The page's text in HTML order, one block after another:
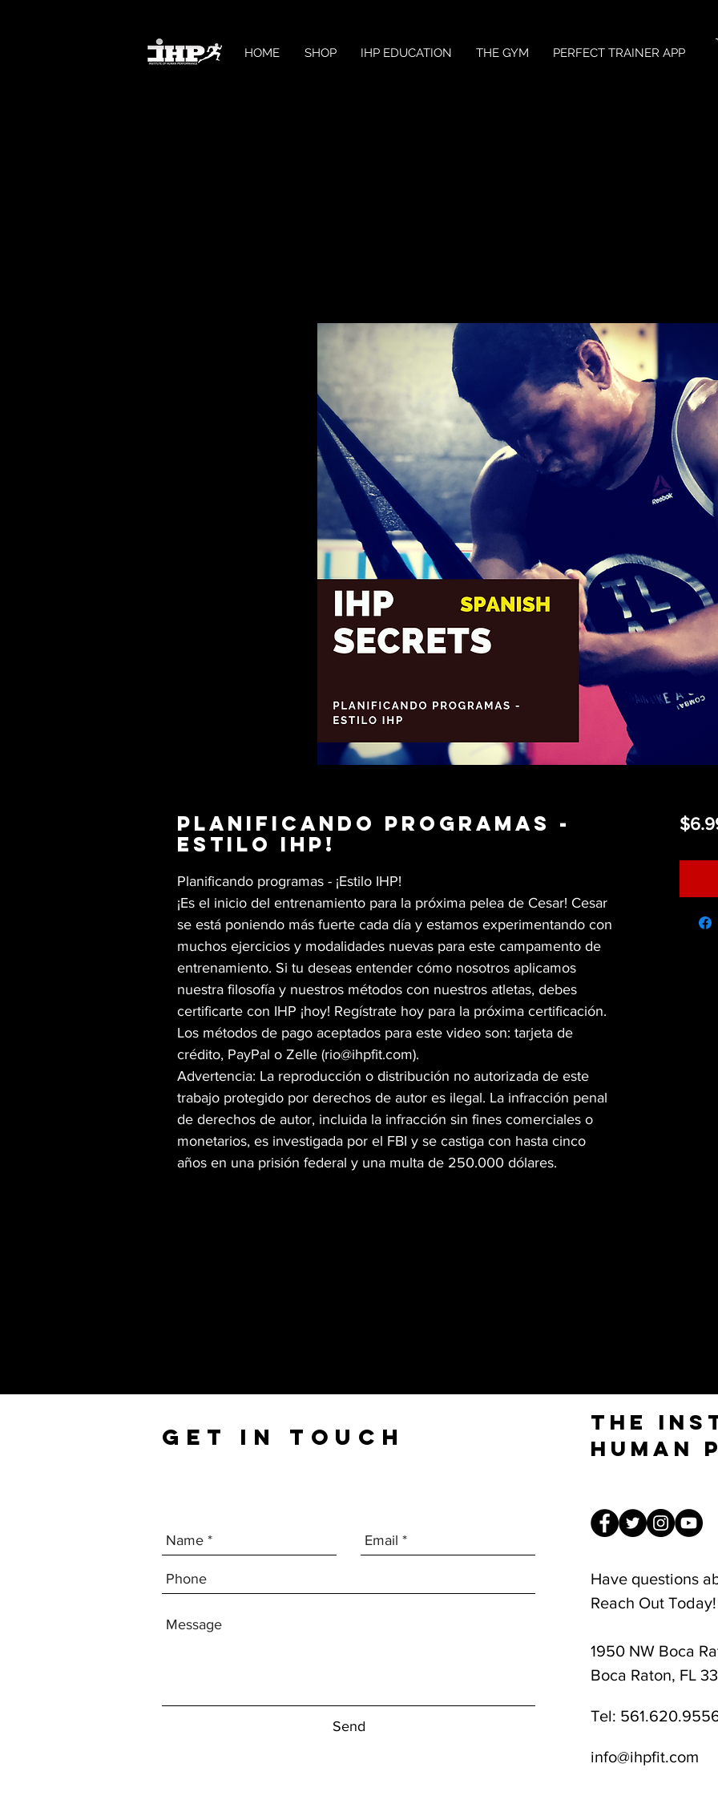
HOME SHOP IHP EDUCATION THE GYM PERFECT TRAINER APP
Planificando programas -
estilo IHP!
Planificando programas - ¡Estilo IHP!
¡Es el inicio del entrenamiento para la próxima pelea de Cesar! Cesar
se está poniendo más fuerte cada día y estamos experimentando con
muchos ejercicios y modalidades nuevas para este campamento de
entrenamiento. Si tu deseas entender cómo nosotros aplicamos
nuestra filosofía y nuestros métodos con nuestros atletas, debes
certificarte con IHP ¡hoy! Regístrate hoy para la próxima certificación.
Los métodos de pago aceptados para este video son: tarjeta de
crédito, PayPal o Zelle (rio@ihpfit.com).
Advertencia: La reproducción o distribución no autorizada de este
trabajo protegido por derechos de autor es ilegal. La infracción penal
de derechos de autor, incluida la infracción sin fines comerciales o
monetarios, es investigada por el FBI y se castiga con hasta cinco
años en una prisión federal y una multa de 250.000 dólares.
GET IN TOUCH
Send
The
Human
Have questions
Reach Out Today!
1950 NW Boca
Boca Raton, FL
Tel:
info@ihpfit.com